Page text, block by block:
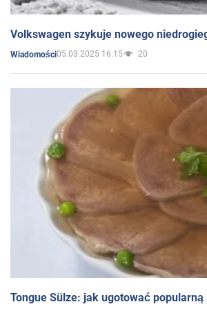
Volkswagen szykuje nowego
Wiadomości05.03.2025 16:15 20
Tongue Sülze: jak ugotować